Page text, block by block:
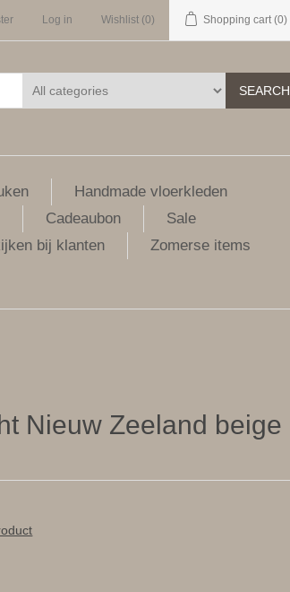
Log in Wishlist (0) Shopping cart (0)
SEARCH
Handmade vloerkleden
Cadeaubon
Sale
bij klanten
Zomerse items
Nieuw Zeeland beige